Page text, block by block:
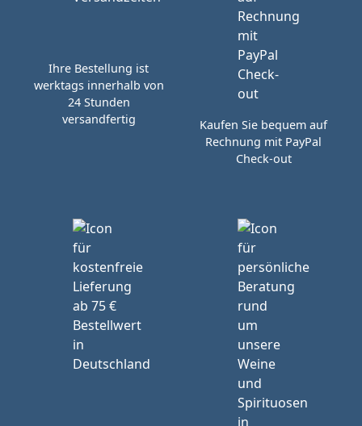
Ihre Bestellung ist
werktags innerhalb von
24 Stunden
versandfertig
Kaufen Sie bequem auf
Rechnung mit PayPal
Check-out